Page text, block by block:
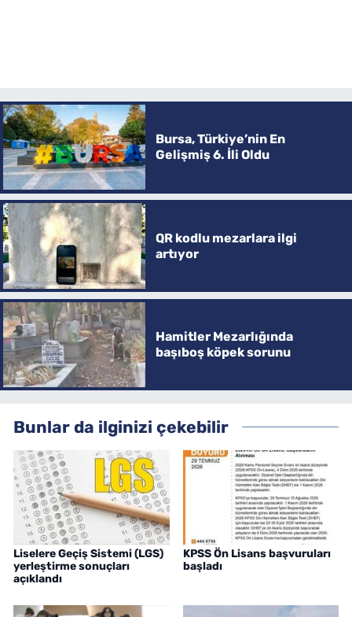
Bursa, Türkiye’nin En
Gelişmiş 6. İli Oldu
QR kodlu mezarlara ilgi
artıyor
Hamitler Mezarlığında
başıboş köpek sorunu
Bunlar da ilginizi çekebilir
Liselere Geçiş Sistemi (LGS)
yerleştirme sonuçları
açıklandı
KPSS Ön Lisans başvuruları
başladı